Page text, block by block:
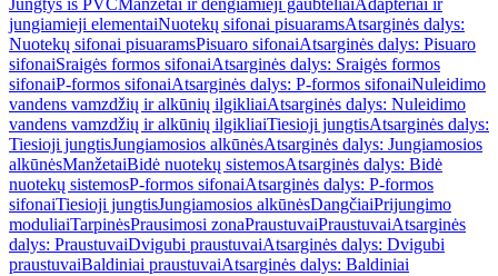
Jungtys iš PVCManžetai ir dengiamieji gaubteliaiAdapteriai ir
jungiamieji elementaiNuotekų sifonai pisuaramsAtsarginės dalys:
Nuotekų sifonai pisuaramsPisuaro sifonaiAtsarginės dalys: Pisuaro
sifonaiSraigės formos sifonaiAtsarginės dalys: Sraigės formos
sifonaiP-formos sifonaiAtsarginės dalys: P-formos sifonaiNuleidimo
vandens vamzdžių ir alkūnių ilgikliaiAtsarginės dalys: Nuleidimo
vandens vamzdžių ir alkūnių ilgikliaiTiesioji jungtisAtsarginės dalys:
Tiesioji jungtisJungiamosios alkūnėsAtsarginės dalys: Jungiamosios
alkūnėsManžetaiBidė nuotekų sistemosAtsarginės dalys: Bidė
nuotekų sistemosP-formos sifonaiAtsarginės dalys: P-formos
sifonaiTiesioji jungtisJungiamosios alkūnėsDangčiaiPrijungimo
moduliaiTarpinėsPrausimosi zonaPraustuvaiPraustuvaiAtsarginės
dalys: PraustuvaiDvigubi praustuvaiAtsarginės dalys: Dvigubi
praustuvaiBaldiniai praustuvaiAtsarginės dalys: Baldiniai